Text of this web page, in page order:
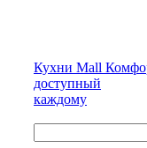
Кухни Mall
доступный
каждому